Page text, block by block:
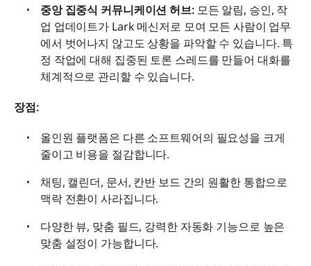
중앙 집중식 커뮤니케이션 허브: 모든 알림, 승인, 작
업 업데이트가 Lark 메신저로 모여 모든 사람이 업무
에서 벗어나지 않고도 상황을 파악할 수 있습니다. 특
정 작업에 대해 집중된 토론 스레드를 만들어 대화를
체계적으로 관리할 수 있습니다.
장점:
올인원 플랫폼은 다른 소프트웨어의 필요성을 크게
줄이고 비용을 절감합니다.
채팅, 캘린더, 문서, 칸반 보드 간의 원활한 통합으로
맥락 전환이 사라집니다.
다양한 뷰, 맞춤 필드, 강력한 자동화 기능으로 높은
맞춤 설정이 가능합니다.